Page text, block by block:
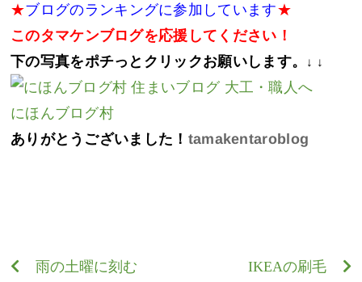
★ブログのランキングに参加しています★
このタマケンブログを応援してください！
下の写真をポチっとクリックお願いします。 ↓ ↓
にほんブログ村
ありがとうございました！tamakentaroblog
雨の土曜に刻む IKEAの刷毛